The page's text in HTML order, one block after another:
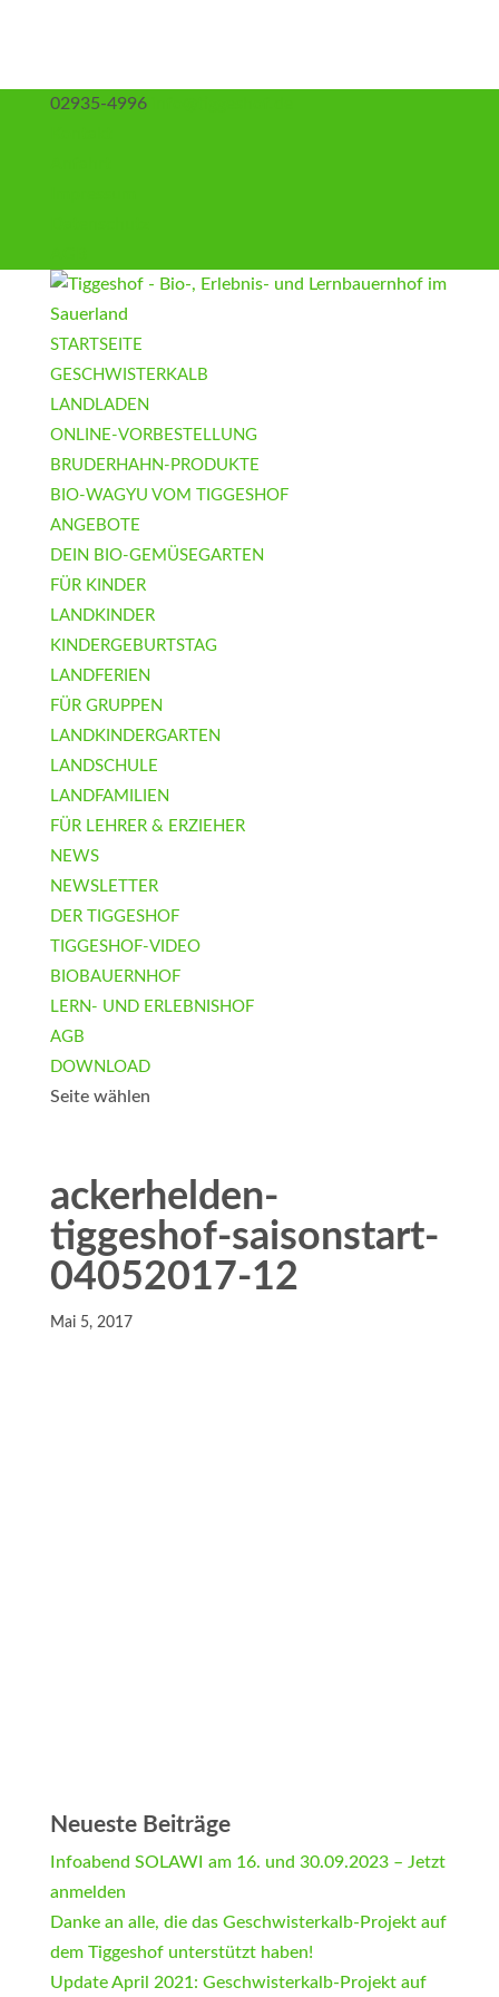
02935-4996
STARTSEITE
GESCHWISTERKALB
LANDLADEN
ONLINE-VORBESTELLUNG
BRUDERHAHN-PRODUKTE
BIO-WAGYU VOM TIGGESHOF
ANGEBOTE
DEIN BIO-GEMÜSEGARTEN
FÜR KINDER
LANDKINDER
KINDERGEBURTSTAG
LANDFERIEN
FÜR GRUPPEN
LANDKINDERGARTEN
LANDSCHULE
LANDFAMILIEN
FÜR LEHRER & ERZIEHER
NEWS
NEWSLETTER
DER TIGGESHOF
TIGGESHOF-VIDEO
BIOBAUERNHOF
LERN- UND ERLEBNISHOF
AGB
DOWNLOAD
Seite wählen
ackerhelden-
tiggeshof-saisonstart-
04052017-12
Mai 5, 2017
Neueste Beiträge
Infoabend SOLAWI am 16. und 30.09.2023 – Jetzt
anmelden
Danke an alle, die das Geschwisterkalb-Projekt auf
dem Tiggeshof unterstützt haben!
Update April 2021: Geschwisterkalb-Projekt auf